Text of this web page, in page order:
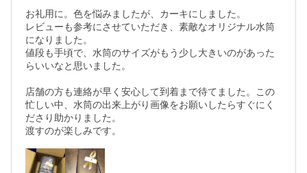
お礼用に。色を悩みましたが、カーキにしました。
レビューも参考にさせていただき、素敵なオリジナル水筒
になりました。
値段も手頃で、水筒のサイズがもう少し大きいのがあった
らいいなと思いました。
店舗の方も連絡が早く安心して到着まで待てました。この
忙しい中、水筒の出来上がり画像をお願いしたらすぐにく
ださり助かりました。
渡すのが楽しみです。